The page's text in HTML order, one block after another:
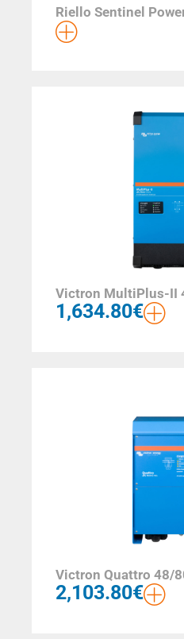
Riello Sentinel
Victron MultiPlus-II
1,634.80€
Victron Quattro 48/
2,103.80€